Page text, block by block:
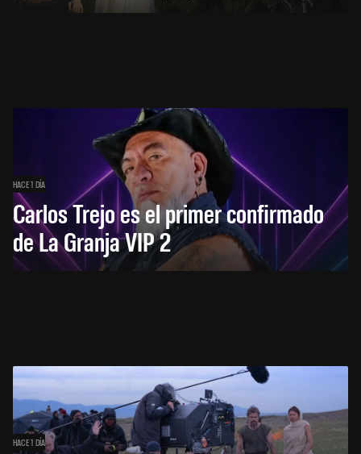
HACE 1 DÍA
Carlos Trejo es el primer confirmado
de La Granja VIP 2
HACE 1 DÍA